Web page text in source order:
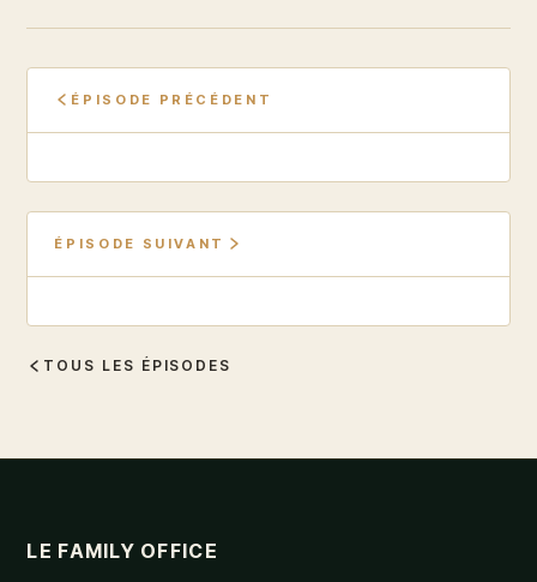
ÉPISODE PRÉCÉDENT
ÉPISODE SUIVANT
TOUS LES ÉPISODES
LE FAMILY OFFICE